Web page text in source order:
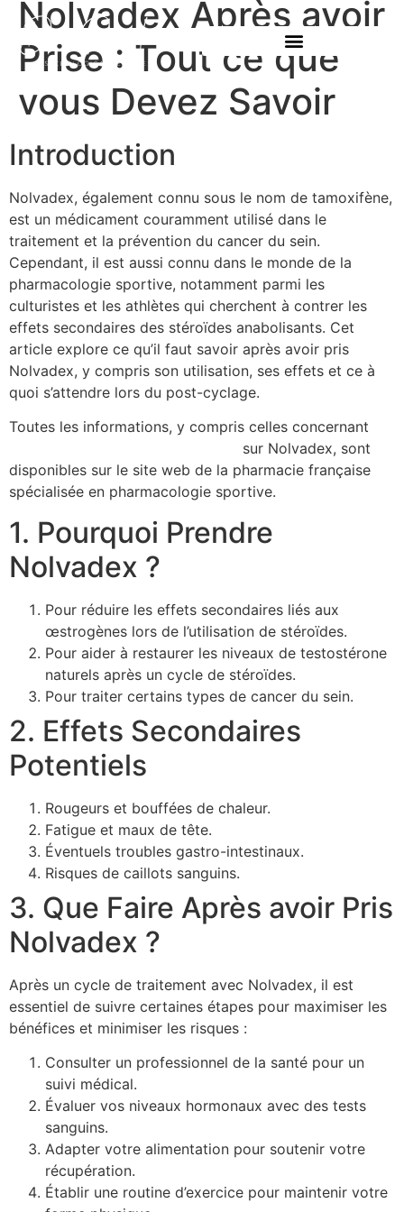
Nolvadex Après avoir
Prise : Tout ce que
vous Devez Savoir
Introduction
Nolvadex, également connu sous le nom de tamoxifène,
est un médicament couramment utilisé dans le
traitement et la prévention du cancer du sein.
Cependant, il est aussi connu dans le monde de la
pharmacologie sportive, notamment parmi les
culturistes et les athlètes qui cherchent à contrer les
effets secondaires des stéroïdes anabolisants. Cet
article explore ce qu’il faut savoir après avoir pris
Nolvadex, y compris son utilisation, ses effets et ce à
quoi s’attendre lors du post-cyclage.
Toutes les informations, y compris celles concernant
sur Nolvadex, sont
disponibles sur le site web de la pharmacie française
spécialisée en pharmacologie sportive.
1. Pourquoi Prendre
Nolvadex ?
Pour réduire les effets secondaires liés aux
œstrogènes lors de l’utilisation de stéroïdes.
Pour aider à restaurer les niveaux de testostérone
naturels après un cycle de stéroïdes.
Pour traiter certains types de cancer du sein.
2. Effets Secondaires
Potentiels
Rougeurs et bouffées de chaleur.
Fatigue et maux de tête.
Éventuels troubles gastro-intestinaux.
Risques de caillots sanguins.
3. Que Faire Après avoir Pris
Nolvadex ?
Après un cycle de traitement avec Nolvadex, il est
essentiel de suivre certaines étapes pour maximiser les
bénéfices et minimiser les risques :
Consulter un professionnel de la santé pour un
suivi médical.
Évaluer vos niveaux hormonaux avec des tests
sanguins.
Adapter votre alimentation pour soutenir votre
récupération.
Établir une routine d’exercice pour maintenir votre